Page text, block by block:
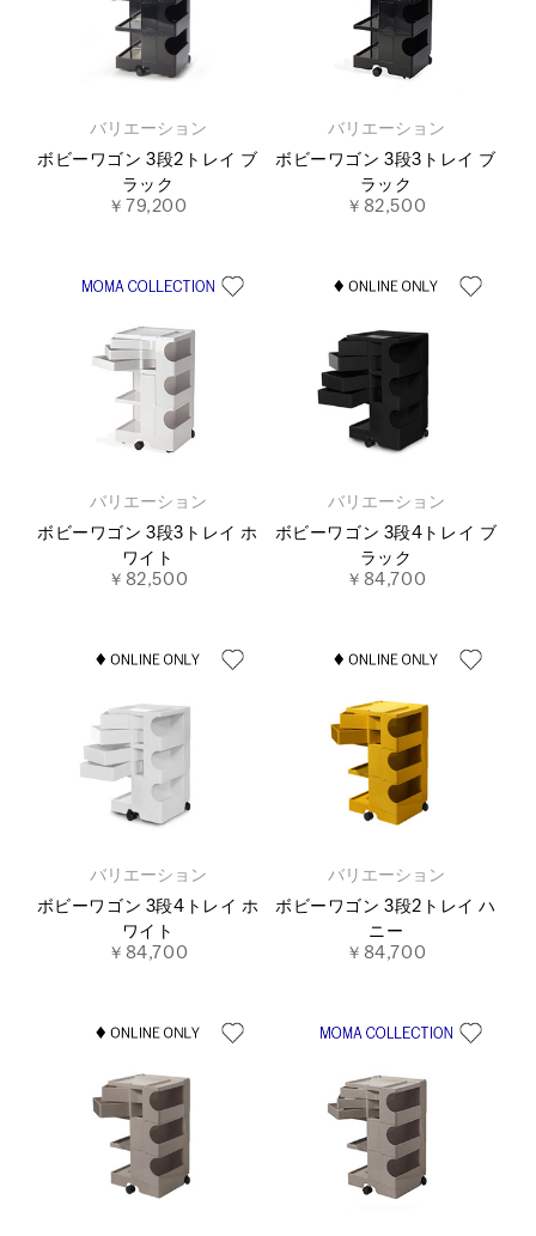
バリエーション
ボビーワゴン 3段2トレイ ブ
ラック
￥79,200
バリエーション
ボビーワゴン 3段3トレイ ブ
ラック
￥82,500
バリエーション
ボビーワゴン 3段3トレイ ホ
ワイト
￥82,500
バリエーション
ボビーワゴン 3段4トレイ ブ
ラック
￥84,700
バリエーション
ボビーワゴン 3段4トレイ ホ
ワイト
￥84,700
バリエーション
ボビーワゴン 3段2トレイ ハ
ニー
￥84,700